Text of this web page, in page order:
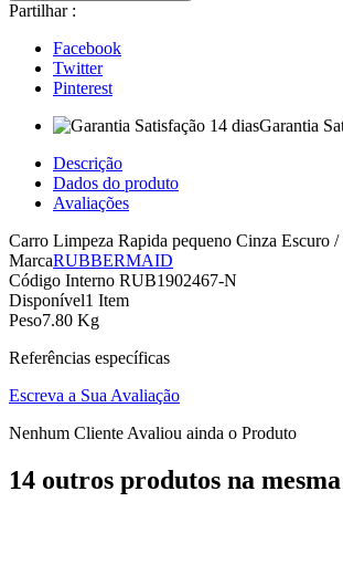
Partilhar :
Facebook
Twitter
Pinterest
Garantia
Descrição
Dados do produto
Avaliações
Carro Limpeza Rapida pequeno Cinza Escuro
MarcaRUBBERMAID
Código Interno RUB1902467-N
Disponível1 Item
Peso7.80 Kg
Referências específicas
Escreva a Sua Avaliação
Nenhum Cliente Avaliou ainda o Produto
14 outros produtos na